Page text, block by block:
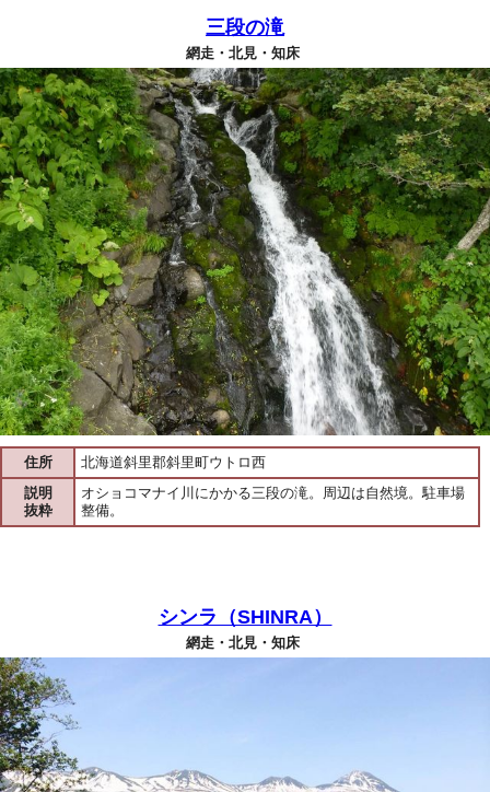
三段の滝
網走・北見・知床
住所
北海道斜里郡斜里町ウトロ西
説明
抜粋
オショコマナイ川にかかる三段の滝。周辺は自然境。駐車場
整備。
シンラ（SHINRA）
網走・北見・知床